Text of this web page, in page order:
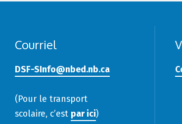
Courriel
DSF-SInfo@nbed.nb.ca
(Pour le transport
scolaire, c’est par ici)